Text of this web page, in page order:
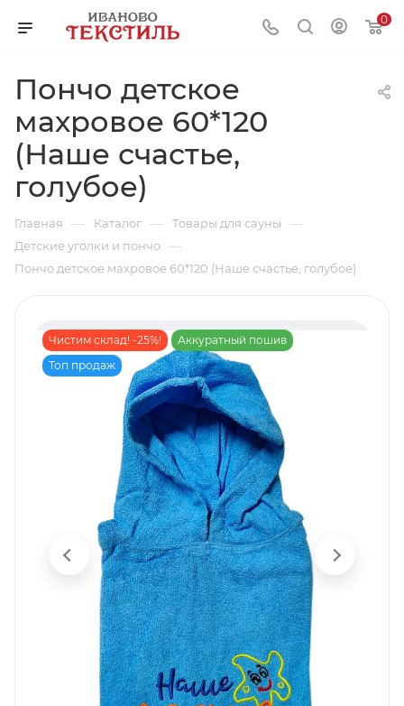
0
Пончо детское
махровое 60*120
(Наше счастье,
голубое)
Главная — Каталог — Товары для сауны —
Детские уголки и пончо —
Пончо детское махровое 60*120 (Наше счастье, голубое)
Чистим склад! -25%!
Аккуратный пошив
Топ продаж